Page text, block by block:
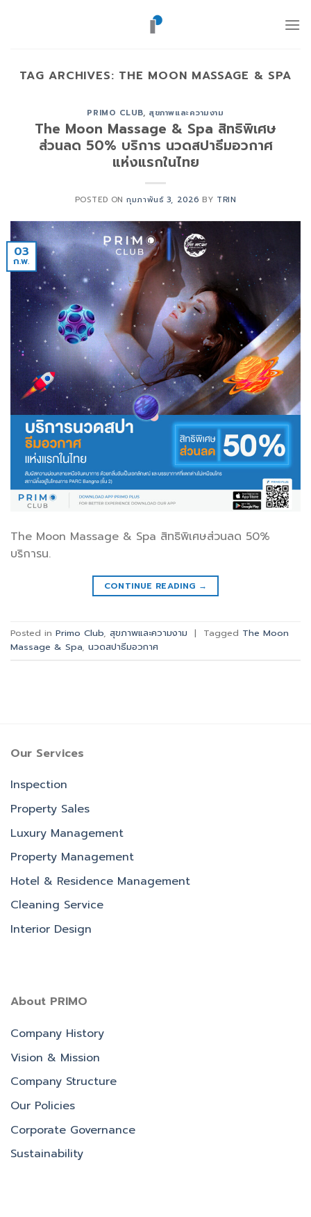
TAG ARCHIVES: THE MOON MASSAGE & SPA
PRIMO CLUB, สุขภาพและความงาม
The Moon Massage & Spa สิทธิพิเศษ
ส่วนลด 50% บริการ นวดสปาธีมอวกาศ
แห่งแรกในไทย
POSTED ONกุมภาพันธ์ 3, 2026 BY TRIN
03
ก.พ.
The Moon Massage & Spa สิทธิพิเศษส่วนลด 50%
บริการน.
CONTINUE READING →
Posted in Primo Club, สุขภาพและความงาม | Tagged The Moon
Massage & Spa, นวดสปาธีมอวกาศ
Our Services
Inspection
Property Sales
Luxury Management
Property Management
Hotel & Residence Management
Cleaning Service
Interior Design
About PRIMO
Company History
Vision & Mission
Company Structure
Our Policies
Corporate Governance
Sustainability